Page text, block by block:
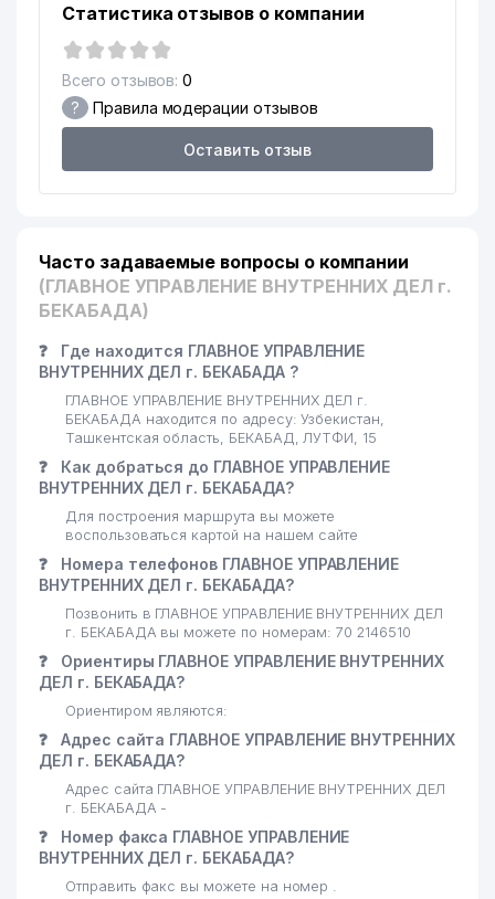
Статистика отзывов о компании
Всего отзывов: 0
? Правила модерации отзывов
Оставить отзыв
Часто задаваемые вопросы о компании
(ГЛАВНОЕ УПРАВЛЕНИЕ ВНУТРЕННИХ ДЕЛ г.
БЕКАБАДА)
❓
Где находится ГЛАВНОЕ УПРАВЛЕНИЕ
ВНУТРЕННИХ ДЕЛ г. БЕКАБАДА ?
ГЛАВНОЕ УПРАВЛЕНИЕ ВНУТРЕННИХ ДЕЛ г.
БЕКАБАДА находится по адресу: Узбекистан,
Ташкентская область, БЕКАБАД, ЛУТФИ, 15
❓
Как добраться до ГЛАВНОЕ УПРАВЛЕНИЕ
ВНУТРЕННИХ ДЕЛ г. БЕКАБАДА?
Для построения маршрута вы можете
воспользоваться картой на нашем сайте
❓
Номера телефонов ГЛАВНОЕ УПРАВЛЕНИЕ
ВНУТРЕННИХ ДЕЛ г. БЕКАБАДА?
Позвонить в ГЛАВНОЕ УПРАВЛЕНИЕ ВНУТРЕННИХ ДЕЛ
г. БЕКАБАДА вы можете по номерам: 70 2146510
❓
Ориентиры ГЛАВНОЕ УПРАВЛЕНИЕ ВНУТРЕННИХ
ДЕЛ г. БЕКАБАДА?
Ориентиром являются:
❓
Адрес сайта ГЛАВНОЕ УПРАВЛЕНИЕ ВНУТРЕННИХ
ДЕЛ г. БЕКАБАДА?
Адрес сайта ГЛАВНОЕ УПРАВЛЕНИЕ ВНУТРЕННИХ ДЕЛ
г. БЕКАБАДА -
❓
Номер факса ГЛАВНОЕ УПРАВЛЕНИЕ
ВНУТРЕННИХ ДЕЛ г. БЕКАБАДА?
Отправить факс вы можете на номер .